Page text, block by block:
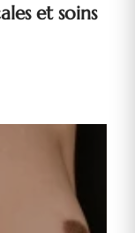
et soins